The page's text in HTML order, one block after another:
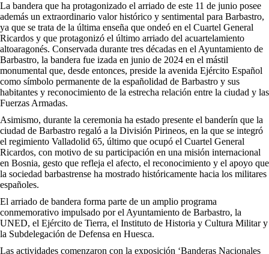
La bandera que ha protagonizado el arriado de este 11 de junio posee
además un extraordinario valor histórico y sentimental para Barbastro,
ya que se trata de la última enseña que ondeó en el Cuartel General
Ricardos y que protagonizó el último arriado del acuartelamiento
altoaragonés. Conservada durante tres décadas en el Ayuntamiento de
Barbastro, la bandera fue izada en junio de 2024 en el mástil
monumental que, desde entonces, preside la avenida Ejército Español
como símbolo permanente de la españolidad de Barbastro y sus
habitantes y reconocimiento de la estrecha relación entre la ciudad y las
Fuerzas Armadas.
Asimismo, durante la ceremonia ha estado presente el banderín que la
ciudad de Barbastro regaló a la División Pirineos, en la que se integró
el regimiento Valladolid 65, último que ocupó el Cuartel General
Ricardos, con motivo de su participación en una misión internacional
en Bosnia, gesto que refleja el afecto, el reconocimiento y el apoyo que
la sociedad barbastrense ha mostrado históricamente hacia los militares
españoles.
El arriado de bandera forma parte de un amplio programa
conmemorativo impulsado por el Ayuntamiento de Barbastro, la
UNED, el Ejército de Tierra, el Instituto de Historia y Cultura Militar y
la Subdelegación de Defensa en Huesca.
Las actividades comenzaron con la exposición ‘Banderas Nacionales